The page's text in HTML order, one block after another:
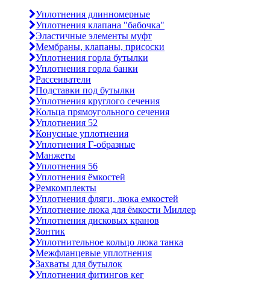
Уплотнения длинномерные
Уплотнения клапана "бабочка"
Эластичные элементы муфт
Мембраны, клапаны, присоски
Уплотнения горла бутылки
Уплотнения горла банки
Рассеиватели
Подставки под бутылки
Уплотнения круглого сечения
Кольца прямоугольного сечения
Уплотнения 52
Конусные уплотнения
Уплотнения Г-образные
Манжеты
Уплотнения 56
Уплотнения ёмкостей
Ремкомплекты
Уплотнения фляги, люка емкостей
Уплотнение люка для ёмкости Миллер
Уплотнения дисковых кранов
Зонтик
Уплотнительное кольцо люка танка
Межфланцевые уплотнения
Захваты для бутылок
Уплотнения фитингов кег